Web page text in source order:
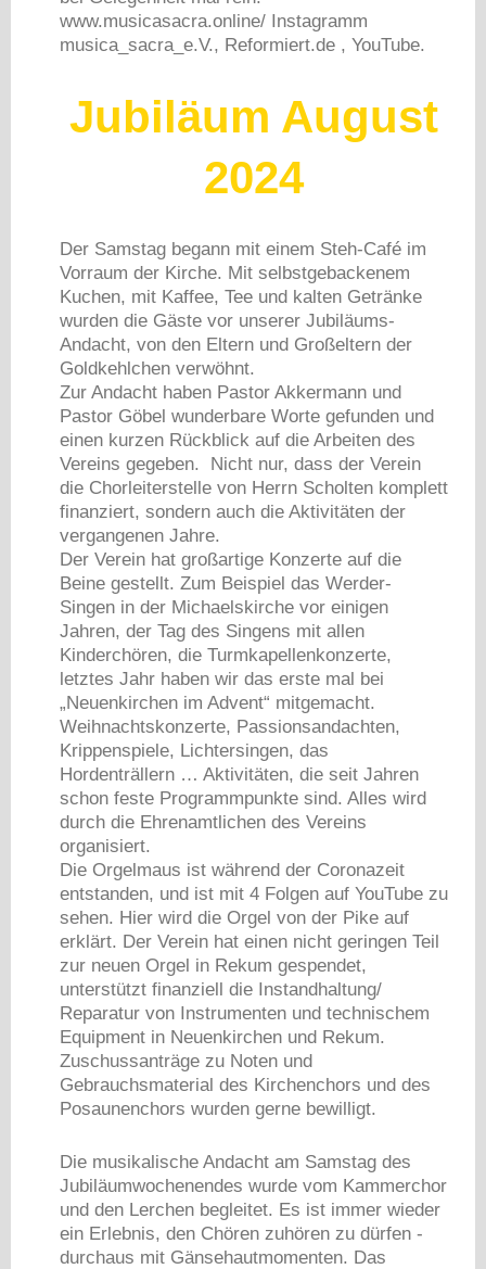
www.musicasacra.online/ Instagramm
musica_sacra_e.V., Reformiert.de , YouTube.
Jubiläum August
2024
Der Samstag begann mit einem Steh-Café im
Vorraum der Kirche. Mit selbstgebackenem
Kuchen, mit Kaffee, Tee und kalten Getränke
wurden die Gäste vor unserer Jubiläums-
Andacht, von den Eltern und Großeltern der
Goldkehlchen verwöhnt.
Zur Andacht haben Pastor Akkermann und
Pastor Göbel wunderbare Worte gefunden und
einen kurzen Rückblick auf die Arbeiten des
Vereins gegeben. Nicht nur, dass der Verein
die Chorleiterstelle von Herrn Scholten komplett
finanziert, sondern auch die Aktivitäten der
vergangenen Jahre.
Der Verein hat großartige Konzerte auf die
Beine gestellt. Zum Beispiel das Werder-
Singen in der Michaelskirche vor einigen
Jahren, der Tag des Singens mit allen
Kinderchören, die Turmkapellenkonzerte,
letztes Jahr haben wir das erste mal bei
„Neuenkirchen im Advent“ mitgemacht.
Weihnachtskonzerte, Passionsandachten,
Krippenspiele, Lichtersingen, das
Hordenträllern … Aktivitäten, die seit Jahren
schon feste Programmpunkte sind. Alles wird
durch die Ehrenamtlichen des Vereins
organisiert.
Die Orgelmaus ist während der Coronazeit
entstanden, und ist mit 4 Folgen auf YouTube zu
sehen. Hier wird die Orgel von der Pike auf
erklärt. Der Verein hat einen nicht geringen Teil
zur neuen Orgel in Rekum gespendet,
unterstützt finanziell die Instandhaltung/
Reparatur von Instrumenten und technischem
Equipment in Neuenkirchen und Rekum.
Zuschussanträge zu Noten und
Gebrauchsmaterial des Kirchenchors und des
Posaunenchors wurden gerne bewilligt.
Die musikalische Andacht am Samstag des
Jubiläumwochenendes wurde vom Kammerchor
und den Lerchen begleitet. Es ist immer wieder
ein Erlebnis, den Chören zuhören zu dürfen -
durchaus mit Gänsehautmomenten. Das